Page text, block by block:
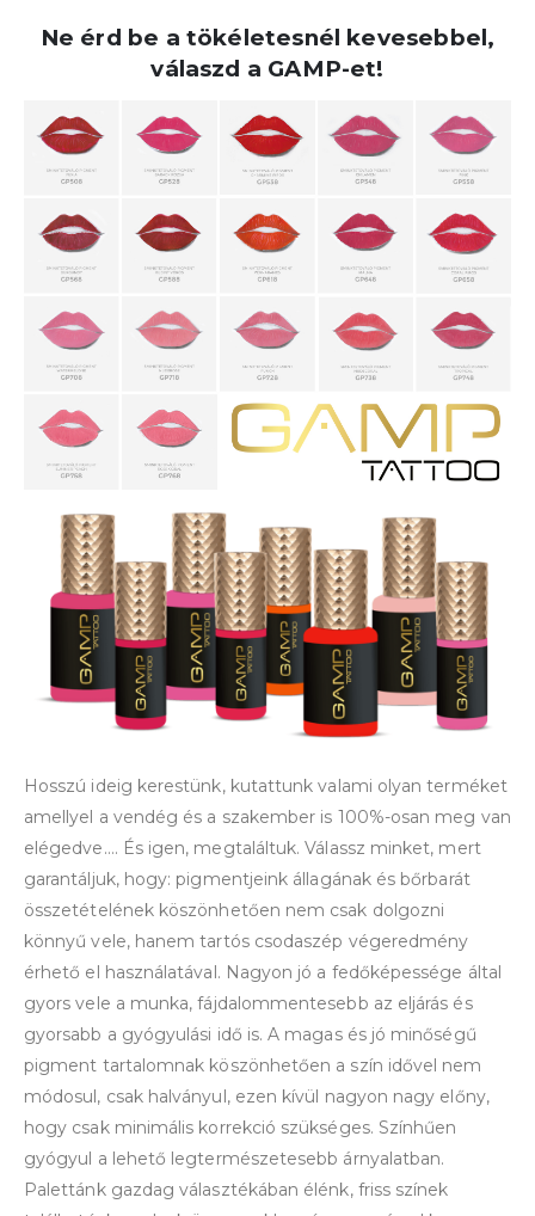
Ne érd be a tökéletesnél kevesebbel,
válaszd a GAMP-et!
Hosszú ideig kerestünk, kutattunk valami olyan terméket
amellyel a vendég és a szakember is 100%-osan meg van
elégedve…. És igen, megtaláltuk. Válassz minket, mert
garantáljuk, hogy: pigmentjeink állagának és bőrbarát
összetételének köszönhetően nem csak dolgozni
könnyű vele, hanem tartós csodaszép végeredmény
érhető el használatával. Nagyon jó a fedőképessége által
gyors vele a munka, fájdalommentesebb az eljárás és
gyorsabb a gyógyulási idő is. A magas és jó minőségű
pigment tartalomnak köszönhetően a szín idővel nem
módosul, csak halványul, ezen kívül nagyon nagy előny,
hogy csak minimális korrekció szükséges. Színhűen
gyógyul a lehető legtermészetesebb árnyalatban.
Palettánk gazdag választékában élénk, friss színek